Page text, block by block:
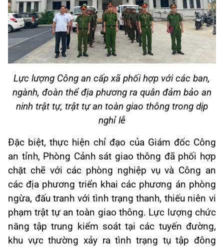
Lực lượng Công an cấp xã phối hợp với các ban,
ngành, đoàn thể địa phương ra quân đảm bảo an
ninh trật tự, trật tự an toàn giao thông trong dịp
nghỉ lễ
Đặc biệt, thực hiện chỉ đạo của Giám đốc Công
an tỉnh, Phòng Cảnh sát giao thông đã phối hợp
chặt chẽ với các phòng nghiệp vụ và Công an
các địa phương triển khai các phương án phòng
ngừa, đấu tranh với tình trạng thanh, thiếu niên vi
phạm trật tự an toàn giao thông. Lực lượng chức
năng tập trung kiểm soát tại các tuyến đường,
khu vực thường xảy ra tình trạng tụ tập đông